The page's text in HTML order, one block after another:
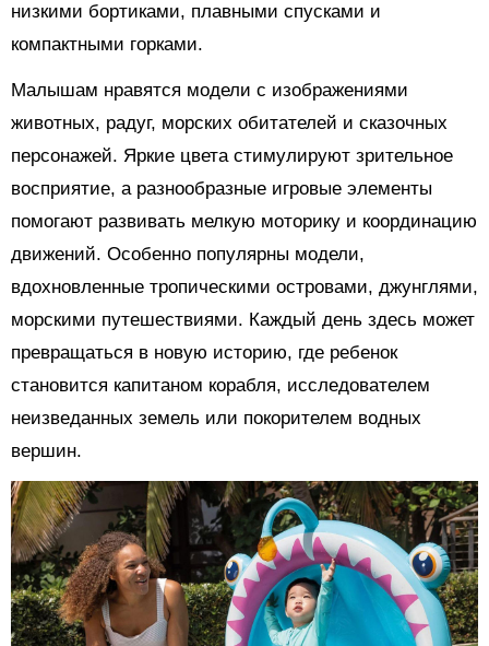
низкими бортиками, плавными спусками и
компактными горками.
Малышам нравятся модели с изображениями
животных, радуг, морских обитателей и сказочных
персонажей. Яркие цвета стимулируют зрительное
восприятие, а разнообразные игровые элементы
помогают развивать мелкую моторику и координацию
движений. Особенно популярны модели,
вдохновленные тропическими островами, джунглями,
морскими путешествиями. Каждый день здесь может
превращаться в новую историю, где ребенок
становится капитаном корабля, исследователем
неизведанных земель или покорителем водных
вершин.